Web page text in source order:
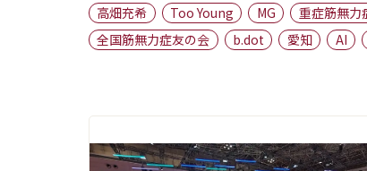
高畑充希 Too Young MG 重症筋無力
全国筋無力症友の会
b.dot 愛知 AI